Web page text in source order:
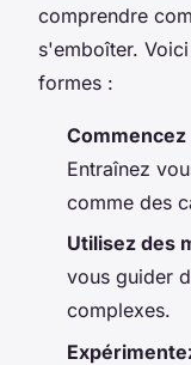
comprendre
s'emboîter.
formes :
Entraînez
comme des
Utilisez des
vous guider
complexes.